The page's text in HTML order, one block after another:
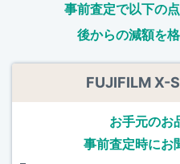
事前査定で以下の
後からの減額を
FUJIFILM X-
お手元のお
事前査定時にお